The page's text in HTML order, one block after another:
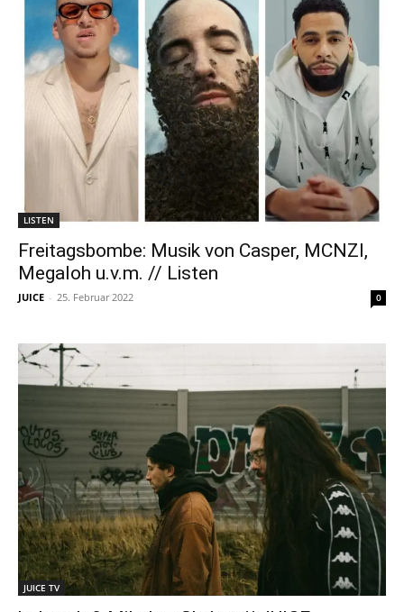
LISTEN
Freitagsbombe: Musik von Casper, MCNZI,
Megaloh u.v.m. // Listen
JUICE - 25. Februar 2022 0
JUICE TV